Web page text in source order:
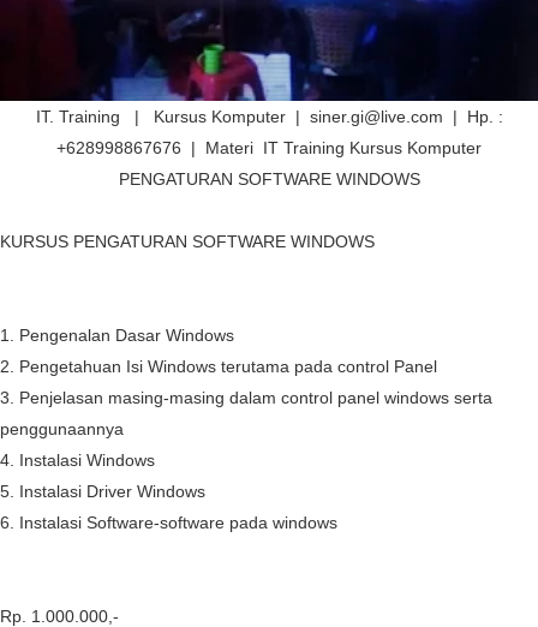
IT. Training | Kursus Komputer | siner.gi@live.com | Hp. :
+628998867676 | Materi IT Training Kursus Komputer
PENGATURAN SOFTWARE WINDOWS
KURSUS PENGATURAN SOFTWARE WINDOWS
1.
Pengenalan Dasar Windows
2.
Pengetahuan Isi Windows terutama pada control Panel
3.
Penjelasan masing-masing dalam control panel windows serta
penggunaannya
4. Instalasi Windows
5. Instalasi Driver Windows
6.
Instalasi Software-software pada windows
Rp. 1.000.000,-